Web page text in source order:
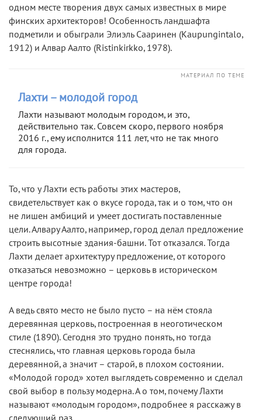
одном месте творения двух самых известных в мире
финских архитекторов! Особенность ландшафта
подметили и обыграли Элиэль Сааринен (Kaupungintalo,
1912) и Алвар Аалто (Ristinkirkko, 1978).
МАТЕРИАЛ ПО ТЕМЕ
Лахти – молодой город
Лахти называют молодым городом, и это,
действительно так. Совсем скоро, первого ноября
2016 г., ему исполнится 111 лет, что не так много
для города.
То, что у Лахти есть работы этих мастеров,
свидетельствует как о вкусе города, так и о том, что он
не лишен амбиций и умеет достигать поставленные
цели. Алвару Аалто, например, город делал предложение
строить высотные здания-башни. Тот отказался. Тогда
Лахти делает архитектуру предложение, от которого
отказаться невозможно – церковь в историческом
центре города!
А ведь свято место не было пусто – на нём стояла
деревянная церковь, построенная в неоготическом
стиле (1890). Сегодня это трудно понять, но тогда
стеснялись, что главная церковь города была
деревянной, а значит – старой, в плохом состоянии.
«Молодой город» хотел выглядеть современно и сделал
свой выбор в пользу модерна. А о том, почему Лахти
называют «молодым городом», подробнее я расскажу в